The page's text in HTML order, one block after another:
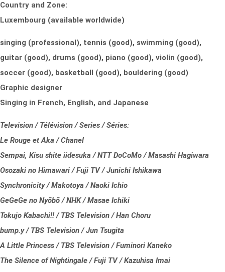
Country and Zone:
Luxembourg (available worldwide)
singing (professional), tennis (good), swimming (good),
guitar (good), drums (good), piano (good), violin (good),
soccer (good), basketball (good), bouldering (good)
Graphic designer
Singing in French, English, and Japanese
Television / Télévision / Series / Séries:
Le Rouge et Aka / Chanel
Sempai, Kisu shite iidesuka / NTT DoCoMo / Masashi Hagiwara
Osozaki no Himawari / Fuji TV / Junichi Ishikawa
Synchronicity / Makotoya / Naoki Ichio
GeGeGe no Nyōbō / NHK / Masae Ichiki
Tokujo Kabachi!! / TBS Television / Han Choru
bump.y / TBS Television / Jun Tsugita
A Little Princess / TBS Television / Fuminori Kaneko
The Silence of Nightingale / Fuji TV / Kazuhisa Imai